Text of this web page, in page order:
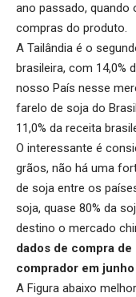
ano passado, quando
compras do produto.
A Tailândia é o
brasileira, com 14,0%
nosso País nesse
farelo de soja do
11,0% da receita
O interessante é
grãos, não há uma
de soja entre os
soja, quase 80% da
destino o mercado
dados de compra
comprador em
A Figura abaixo